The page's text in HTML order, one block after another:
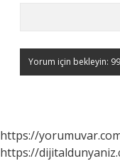
https://
https://